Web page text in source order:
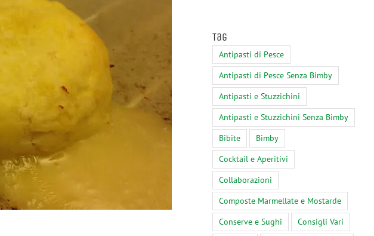
Tag
Antipasti di Pesce
Antipasti di Pesce Senza Bimby
Antipasti e Stuzzichini
Antipasti e Stuzzichini Senza Bimby
Bibite
Bimby
Cocktail e Aperitivi
Collaborazioni
Composte Marmellate e Mostarde
Conserve e Sughi
Consigli Vari